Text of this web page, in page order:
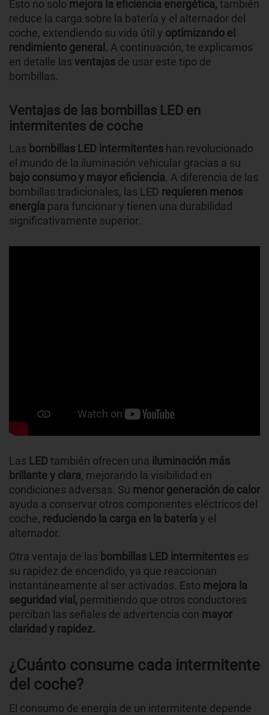
Esto no solo mejora la eficiencia energética, también
reduce la carga sobre la batería y el alternador del
coche, extendiendo su vida útil y optimizando el
rendimiento general. A continuación, te explicamos
en detalle las ventajas de usar este tipo de
bombillas.
Ventajas de las bombillas LED en
intermitentes de coche
Las bombillas LED intermitentes han revolucionado
el mundo de la iluminación vehicular gracias a su
bajo consumo y mayor eficiencia. A diferencia de las
bombillas tradicionales, las LED requieren menos
energía para funcionar y tienen una durabilidad
significativamente superior.
Las LED también ofrecen una iluminación más
brillante y clara, mejorando la visibilidad en
condiciones adversas. Su menor generación de calor
ayuda a conservar otros componentes eléctricos del
coche, reduciendo la carga en la batería y el
alternador.
Otra ventaja de las bombillas LED intermitentes es
su rapidez de encendido, ya que reaccionan
instantáneamente al ser activadas. Esto mejora la
seguridad vial, permitiendo que otros conductores
perciban las señales de advertencia con mayor
claridad y rapidez.
¿Cuánto consume cada intermitente
del coche?
El consumo de energía de un intermitente depende